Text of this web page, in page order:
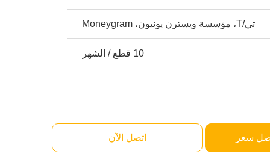
تي/T، مؤسسة ويسترن يونيون، Moneygram
10 قطع / الشهر
سعر اتصل الآن